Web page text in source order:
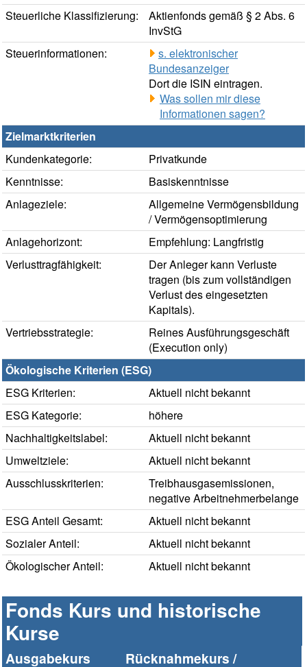
Steuerliche Klassifizierung:
Aktienfonds gemäß § 2 Abs. 6
InvStG
Steuerinformationen:
s. elektronischer
Bundesanzeiger
Dort die ISIN eintragen.
Was sollen mir diese
Informationen sagen?
Zielmarktkriterien
Kundenkategorie:
Privatkunde
Kenntnisse:
Basiskenntnisse
Anlageziele:
Allgemeine Vermögensbildung
/ Vermögensoptimierung
Anlagehorizont:
Empfehlung: Langfristig
Verlusttragfähigkeit:
Der Anleger kann Verluste
tragen (bis zum vollständigen
Verlust des eingesetzten
Kapitals).
Vertriebsstrategie:
Reines Ausführungsgeschäft
(Execution only)
Ökologische Kriterien (ESG)
ESG Kriterien:
Aktuell nicht bekannt
ESG Kategorie:
höhere
Nachhaltigkeitslabel:
Aktuell nicht bekannt
Umweltziele:
Aktuell nicht bekannt
Ausschlusskriterien:
Treibhausgasemissionen,
negative Arbeitnehmerbelange
ESG Anteil Gesamt:
Aktuell nicht bekannt
Sozialer Anteil:
Aktuell nicht bekannt
Ökologischer Anteil:
Aktuell nicht bekannt
Fonds Kurs und historische
Kurse
Ausgabekurs
Rücknahmekurs /